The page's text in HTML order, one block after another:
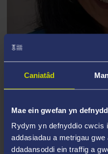
Caniatâd
Mae ein gwefan yn
Rydym yn defnyddio cwcis
addasiadau a metrigau
ddadansoddi ein traffig a
ATH. YAMNI NIGAM